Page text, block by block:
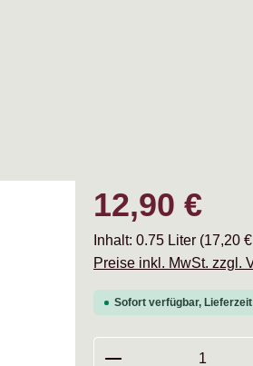
Regulärer Preis:
12,90 €
Inhalt: 0.75 Liter (17,20
Preise inkl. MwSt. zzgl.
Sofort verfügbar,
Produkt